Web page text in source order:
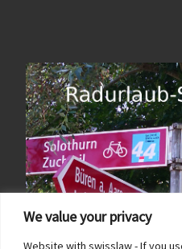
We value your privacy
Website with swisslaw - If you